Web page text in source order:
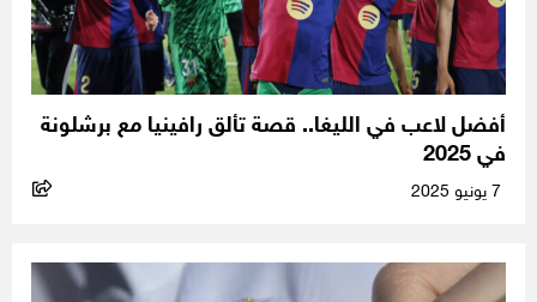
أفضل لاعب في الليغا.. قصة تألق رافينيا مع برشلونة
في 2025